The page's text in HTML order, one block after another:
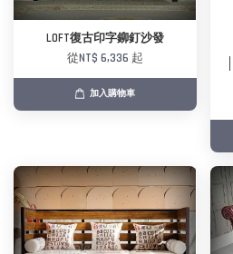
LOFT復古印字鉚釘沙發
從NT$ 6,336 起
加入購物車